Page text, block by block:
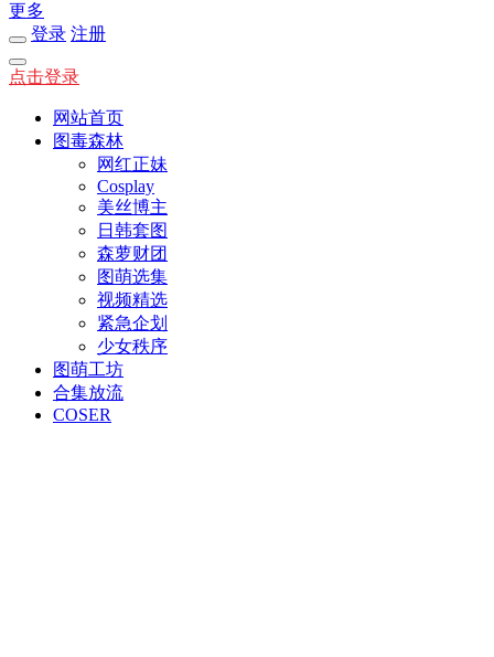
更多
登录 注册
点击登录
网站首页
图毒森林
网红正妹
Cosplay
美丝博主
日韩套图
森萝财团
图萌选集
视频精选
紧急企划
少女秩序
图萌工坊
合集放流
COSER